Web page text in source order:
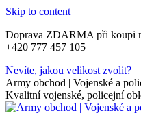
Skip to content
Doprava ZDARMA při koupi
+420 777 457 105
Nevíte, jakou velikost zvolit?
Army obchod | Vojenské a
Kvalitní vojenské, policejní